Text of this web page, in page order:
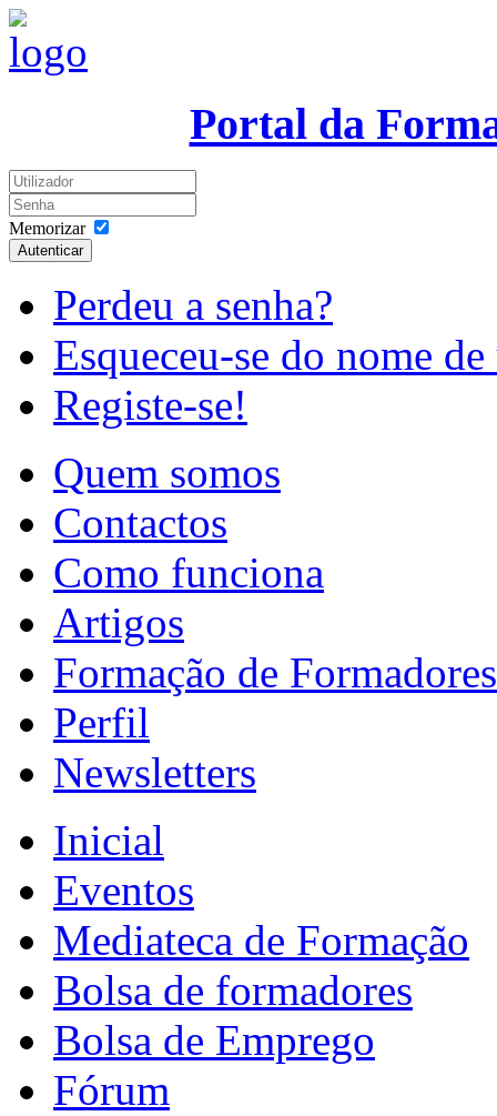
Portal da
Memorizar
Autenticar
Perdeu a senha?
Esqueceu-se do nome
Registe-se!
Quem somos
Contactos
Como funciona
Artigos
Formação de Formadores
Perfil
Newsletters
Inicial
Eventos
Mediateca de Formação
Bolsa de formadores
Bolsa de Emprego
Fórum